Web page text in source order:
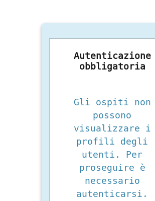
Autenticazione
obbligatoria
Gli ospiti non
possono
visualizzare i
profili degli
utenti. Per
proseguire è
necessario
autenticarsi.